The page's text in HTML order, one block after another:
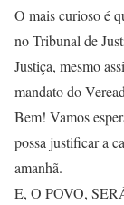
O mais curioso é
no Tribunal de
Justiça, mesmo
mandato do
Bem! Vamos
possa justificar a
amanhã.
E, O POVO,